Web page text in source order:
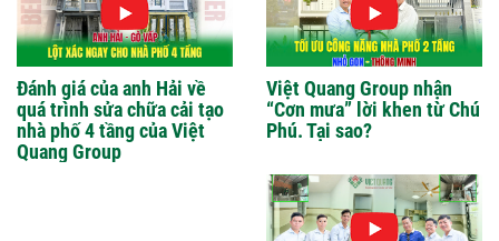
Đánh giá của anh Hải về
quá trình sửa chữa cải tạo
nhà phố 4 tầng của Việt
Quang Group
Việt Quang Group nhận
“Cơn mưa” lời khen từ Chú
Phú. Tại sao?